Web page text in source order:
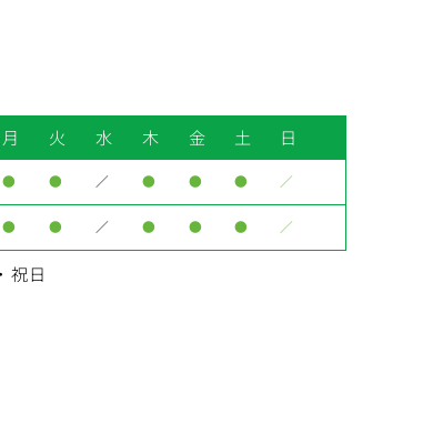
月 火 水 木 金 土
日
● ● ／ ● ● ● ／
● ● ／ ● ● ● ／
祝日